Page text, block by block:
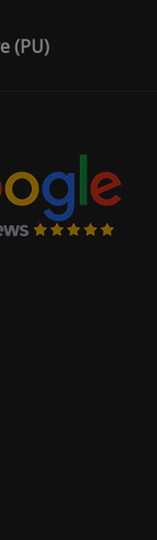
(PU)